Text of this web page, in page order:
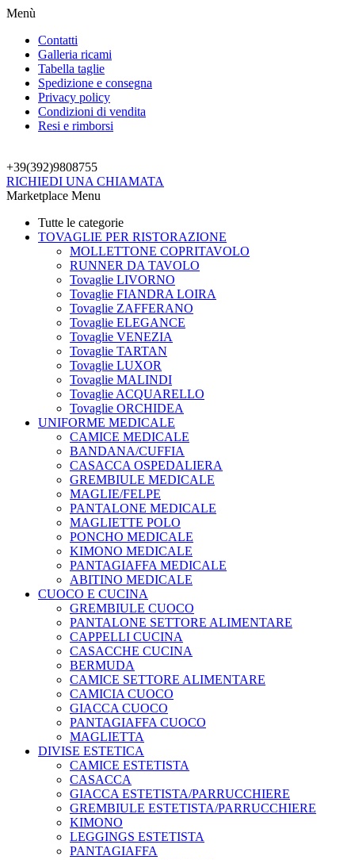
Menù
Contatti
Galleria ricami
Tabella taglie
Spedizione e consegna
Privacy policy
Condizioni di vendita
Resi e rimborsi
+39(392)9808755
RICHIEDI UNA CHIAMATA
Marketplace Menu
Tutte le categorie
TOVAGLIE PER RISTORAZIONE
MOLLETTONE COPRITAVOLO
RUNNER DA TAVOLO
Tovaglie LIVORNO
Tovaglie FIANDRA LOIRA
Tovaglie ZAFFERANO
Tovaglie ELEGANCE
Tovaglie VENEZIA
Tovaglie TARTAN
Tovaglie LUXOR
Tovaglie MALINDI
Tovaglie ACQUARELLO
Tovaglie ORCHIDEA
UNIFORME MEDICALE
CAMICE MEDICALE
BANDANA/CUFFIA
CASACCA OSPEDALIERA
GREMBIULE MEDICALE
MAGLIE/FELPE
PANTALONE MEDICALE
MAGLIETTE POLO
PONCHO MEDICALE
KIMONO MEDICALE
PANTAGIAFFA MEDICALE
ABITINO MEDICALE
CUOCO E CUCINA
GREMBIULE CUOCO
PANTALONE SETTORE ALIMENTARE
CAPPELLI CUCINA
CASACCHE CUCINA
BERMUDA
CAMICE SETTORE ALIMENTARE
CAMICIA CUOCO
GIACCA CUOCO
PANTAGIAFFA CUOCO
MAGLIETTA
DIVISE ESTETICA
CAMICE ESTETISTA
CASACCA
GIACCA ESTETISTA/PARRUCCHIERE
GREMBIULE ESTETISTA/PARRUCCHIERE
KIMONO
LEGGINGS ESTETISTA
PANTAGIAFFA